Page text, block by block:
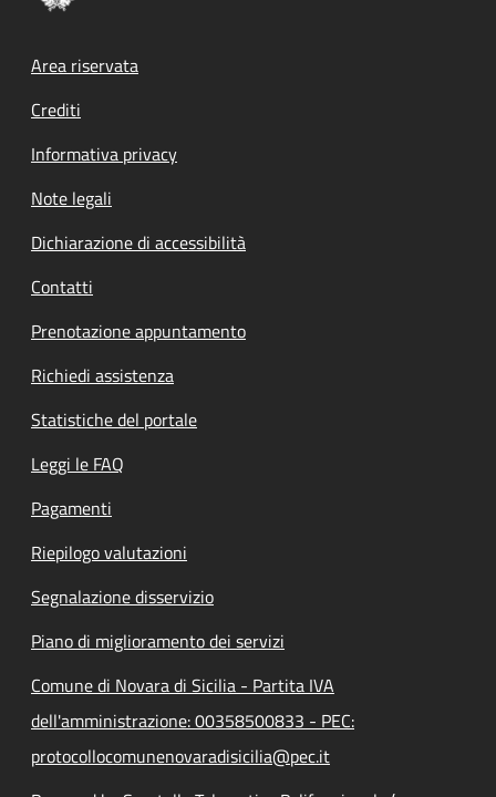
Footer menu
Area riservata
Crediti
Informativa privacy
Note legali
Dichiarazione di accessibilità
Contatti
Prenotazione appuntamento
Richiedi assistenza
Statistiche del portale
Leggi le FAQ
Pagamenti
Riepilogo valutazioni
Segnalazione disservizio
Piano di miglioramento dei servizi
Comune di Novara di Sicilia - Partita IVA
dell'amministrazione: 00358500833 - PEC:
protocollocomunenovaradisicilia@pec.it